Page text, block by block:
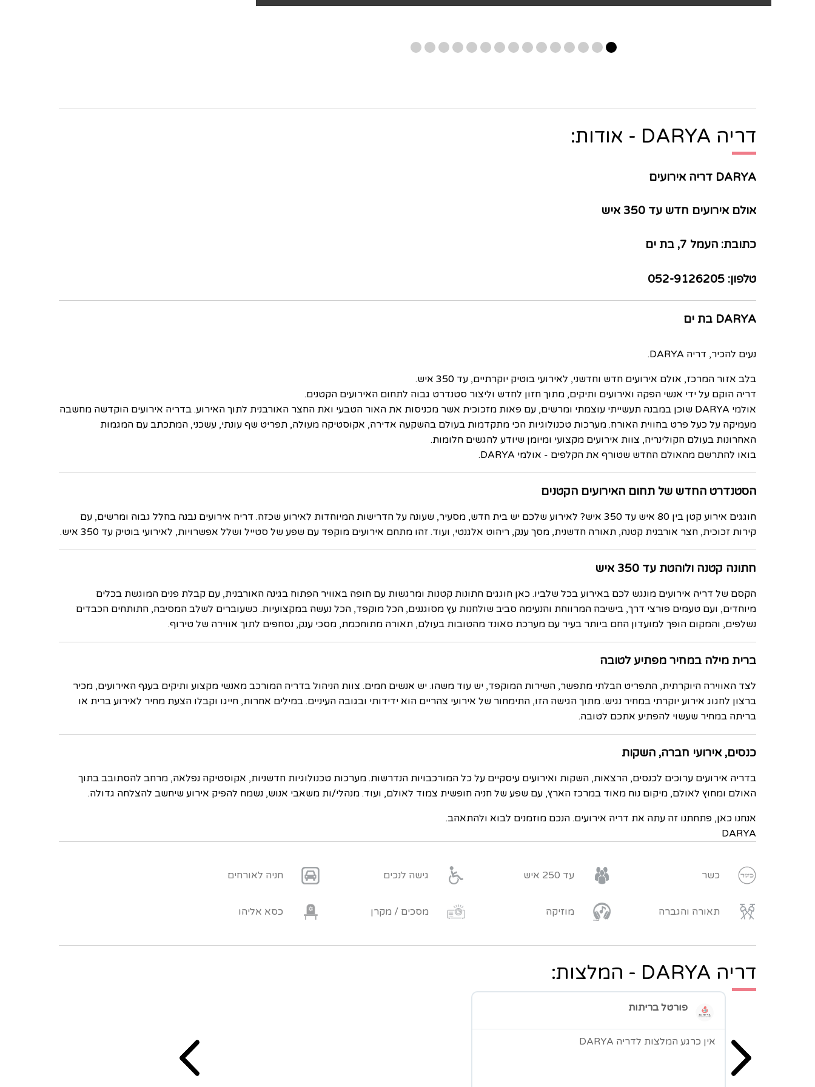
דריה DARYA - אודות:
DARYA דריה אירועים
אולם אירועים חדש עד 350 איש
כתובת: העמל 7, בת ים
טלפון: 052-9126205
DARYA בת ים
נעים להכיר, דריה DARYA.
בלב אזור המרכז, אולם אירועים חדש וחדשני, לאירועי בוטיק יוקרתיים, עד 350 איש.
דריה הוקם על ידי אנשי הפקה ואירועים ותיקים, מתוך חזון לחדש וליצור סטנדרט גבוה לתחום האירועים הקטנים.
אולמי DARYA שוכן במבנה תעשייתי עוצמתי ומרשים, עם פאות מזכוכית אשר מכניסות את האור הטבעי ואת החצר האורבנית לתוך האירוע. בדריה אירועים הוקדשה מחשבה
מעמיקה על כעל פרט בחווית האורח. מערכות טכנולוגיות הכי מתקדמות בעולם בהשקעה אדירה, אקוסטיקה מעולה, תפריט שף עונתי, עשכני, המתכתב עם המגמות
האחרונות בעולם הקולינריה, צוות אירועים מקצועי ומיומן שיודע להגשים חלומות.
בואו להתרשם מהאולם החדש שטורף את הקלפים - אולמי DARYA.
הסטנדרט החדש של תחום האירועים הקטנים
חוגגים אירוע קטן בין 80 איש עד 350 איש? לאירוע שלכם יש בית חדש, מסעיר, שעונה על הדרישות המיוחדות לאירוע שכזה. דריה אירועים נבנה בחלל גבוה ומרשים, עם
קירות זכוכית, חצר אורבנית קטנה, תאורה חדשנית, מסך ענק, ריהוט אלגנטי, ועוד. זהו מתחם אירועים מוקפד עם שפע של סטייל ושלל אפשרויות, לאירועי בוטיק עד 350 איש.
חתונה קטנה ולוהטת עד 350 איש
הקסם של דריה אירועים מונגש לכם באירוע בכל שלביו. כאן חוגגים חתונות קטנות ומרגשות עם חופה באוויר הפתוח בגינה האורבנית, עם קבלת פנים המוגשת בכלים
מיוחדים, ועם טעמים פורצי דרך, בישיבה המרווחת והנעימה סביב שולחנות עץ מסוגננים, הכל מוקפד, הכל נעשה במקצועיות. כשעוברים לשלב המסיבה, התותחים הכבדים
נשלפים, והמקום הופך למועדון החם ביותר בעיר עם מערכת סאונד מהטובות בעולם, תאורה מתוחכמת, מסכי ענק, נסחפים לתוך אווירה של טירוף.
ברית מילה במחיר מפתיע לטובה
לצד האווירה היוקרתית, התפריט הבלתי מתפשר, השירות המוקפד, יש עוד משהו. יש אנשים חמים. צוות הניהול בדריה המורכב מאנשי מקצוע ותיקים בענף האירועים, מכיר
ברצון לחגוג אירוע יוקרתי במחיר נגיש. מתוך הגישה הזו, התימחור של אירועי צהריים הוא ידידותי ובגובה העיניים. במילים אחרות, חייגו וקבלו הצעת מחיר לאירוע ברית או
בריתה במחיר שעשוי להפתיע אתכם לטובה.
כנסים, אירועי חברה, השקות
בדריה אירועים ערוכים לכנסים, הרצאות, השקות ואירועים עיסקיים על כל המורכבויות הנדרשות. מערכות טכנולוגיות חדשניות, אקוסטיקה נפלאה, מרחב להסתובב בתוך
האולם ומחוץ לאולם, מיקום נוח מאוד במרכז הארץ, עם שפע של חניה חופשית צמוד לאולם, ועוד. מנהלי/ות משאבי אנוש, נשמח להפיק אירוע שיחשב להצלחה גדולה.
אנחנו כאן, פתחתנו זה עתה את דריה אירועים. הנכם מוזמנים לבוא ולהתאהב.
DARYA
כשר עד 250 איש גישה לנכים חניה לאורחים
תאורה והגברה מוזיקה מסכים / מקרן כסא אליהו
דריה DARYA - המלצות:
פורטל בריתות
אין כרגע המלצות לדריה DARYA